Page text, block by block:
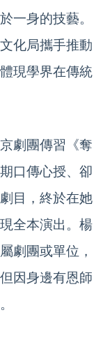
一身的技藝。
化局攜手推動
現學界在傳統
劇團傳習《奪
口傳心授、卻
目，終於在她
全本演出。楊
劇團或單位，
因身邊有恩師